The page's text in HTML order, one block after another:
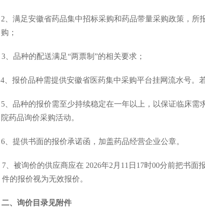
2、满足安徽省药品集中招标采购和药品带量采购政策 ， 所
购 ；
3、品种的配送满足“两票制”的相关要求；
4 、报价品种需提供安徽省医药集中采购平台挂网流水号。
5 、品种的报价需至少持续稳定在一年以上，以保证临床需
院药品询价采购活动。
6 、提供书面的报价承诺函，加盖药品经营企业公章。
7 被询价的供应商应在 2026年2 月 11 日 17时00分前把书面
件的报价视为无效报价。
二、询价目录见附件